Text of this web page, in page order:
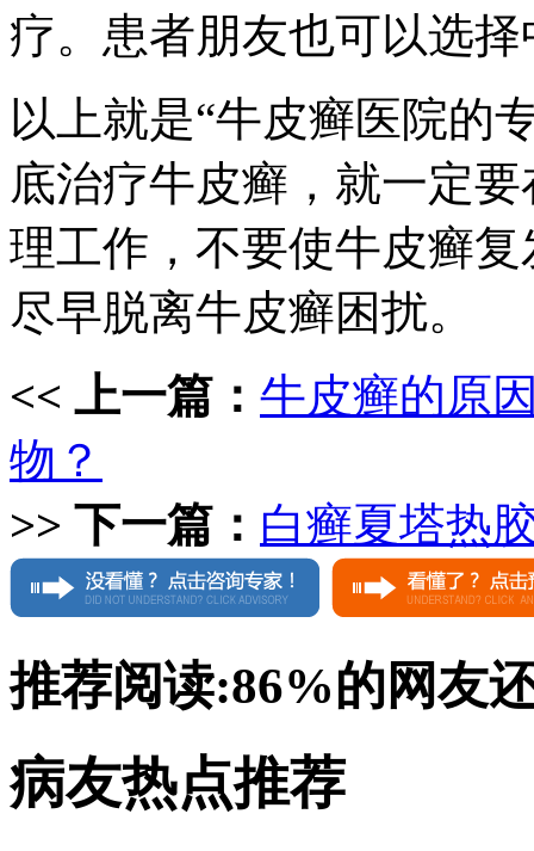
疗。患者朋友也可以选
以上就是“牛皮癣医院的
底治疗牛皮癣，就一定
理工作，不要使牛皮癣
尽早脱离牛皮癣困扰。
<< 上一篇： 牛皮癣的原
物？
>> 下一篇： 白癣夏塔热
推荐阅读:86%的网友
病友热点推荐